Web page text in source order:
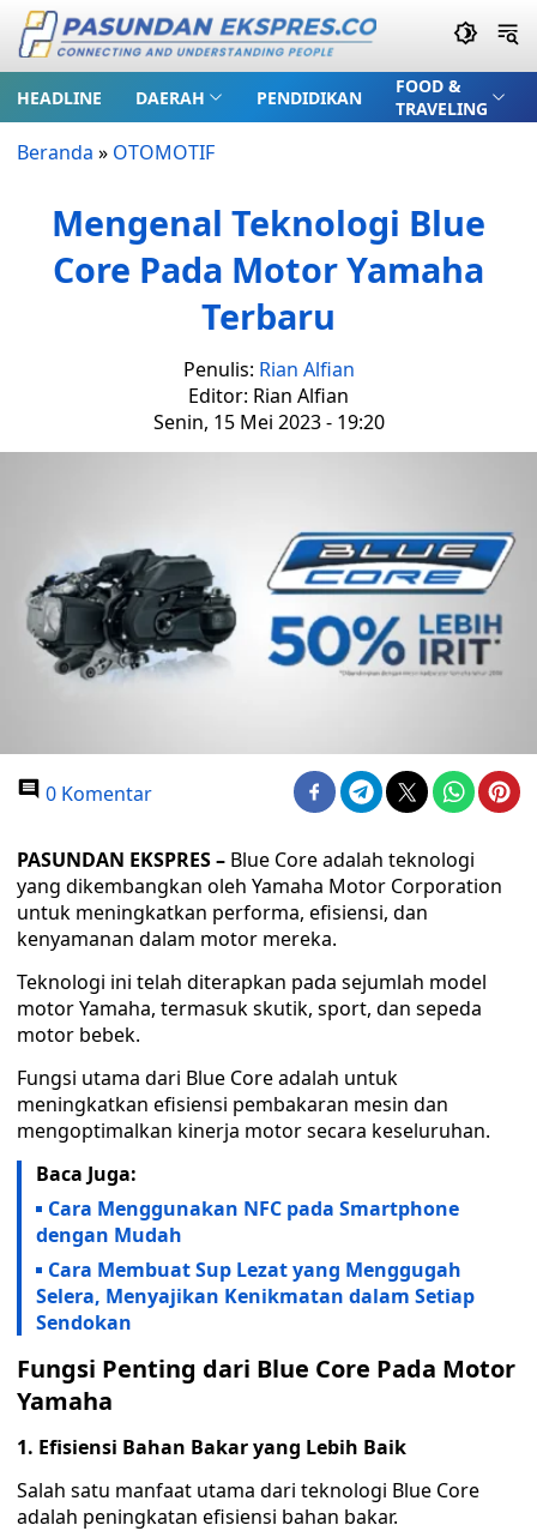
HEADLINE DAERAH PENDIDIKAN
FOOD &
TRAVELING
Beranda » OTOMOTIF
Mengenal Teknologi Blue
Core Pada Motor Yamaha
Terbaru
Penulis: Rian Alfian
Editor: Rian Alfian
Senin, 15 Mei 2023 - 19:20
0 Komentar
PASUNDAN EKSPRES – Blue Core adalah teknologi
yang dikembangkan oleh Yamaha Motor Corporation
untuk meningkatkan performa, efisiensi, dan
kenyamanan dalam motor mereka.
Teknologi ini telah diterapkan pada sejumlah model
motor Yamaha, termasuk skutik, sport, dan sepeda
motor bebek.
Fungsi utama dari Blue Core adalah untuk
meningkatkan efisiensi pembakaran mesin dan
mengoptimalkan kinerja motor secara keseluruhan.
Baca Juga:
Cara Menggunakan NFC pada Smartphone
dengan Mudah
Cara Membuat Sup Lezat yang Menggugah
Selera, Menyajikan Kenikmatan dalam Setiap
Sendokan
Fungsi Penting dari Blue Core Pada Motor
Yamaha
1. Efisiensi Bahan Bakar yang Lebih Baik
Salah satu manfaat utama dari teknologi Blue Core
adalah peningkatan efisiensi bahan bakar.